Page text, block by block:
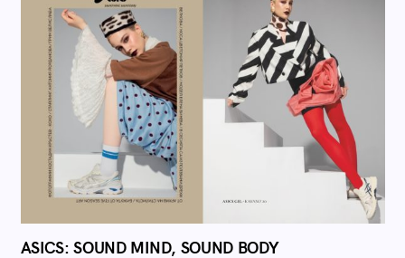
ASICS: SOUND MIND, SOUND BODY